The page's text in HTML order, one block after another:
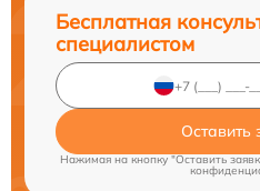
Бесплатная
специалистом
Оставить
Нажимая на кнопку "Оставить